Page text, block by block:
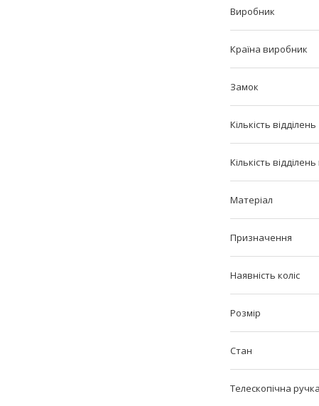
Виробник
Країна виробник
Замок
Кількість відділень
Кількість
Матеріал
Призначення
Наявність коліс
Розмір
Стан
Телескопічна ручка